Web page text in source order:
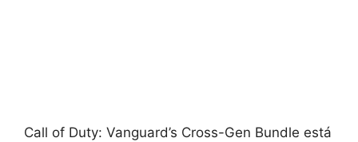
Call of Duty: Vanguard’s Cross-Gen Bundle está